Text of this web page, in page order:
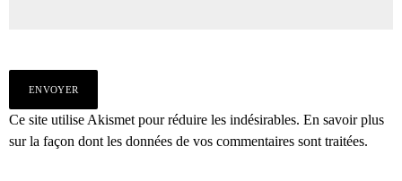
Ce site utilise Akismet pour réduire les indésirables. En savoir plus
sur la façon dont les données de vos commentaires sont traitées.